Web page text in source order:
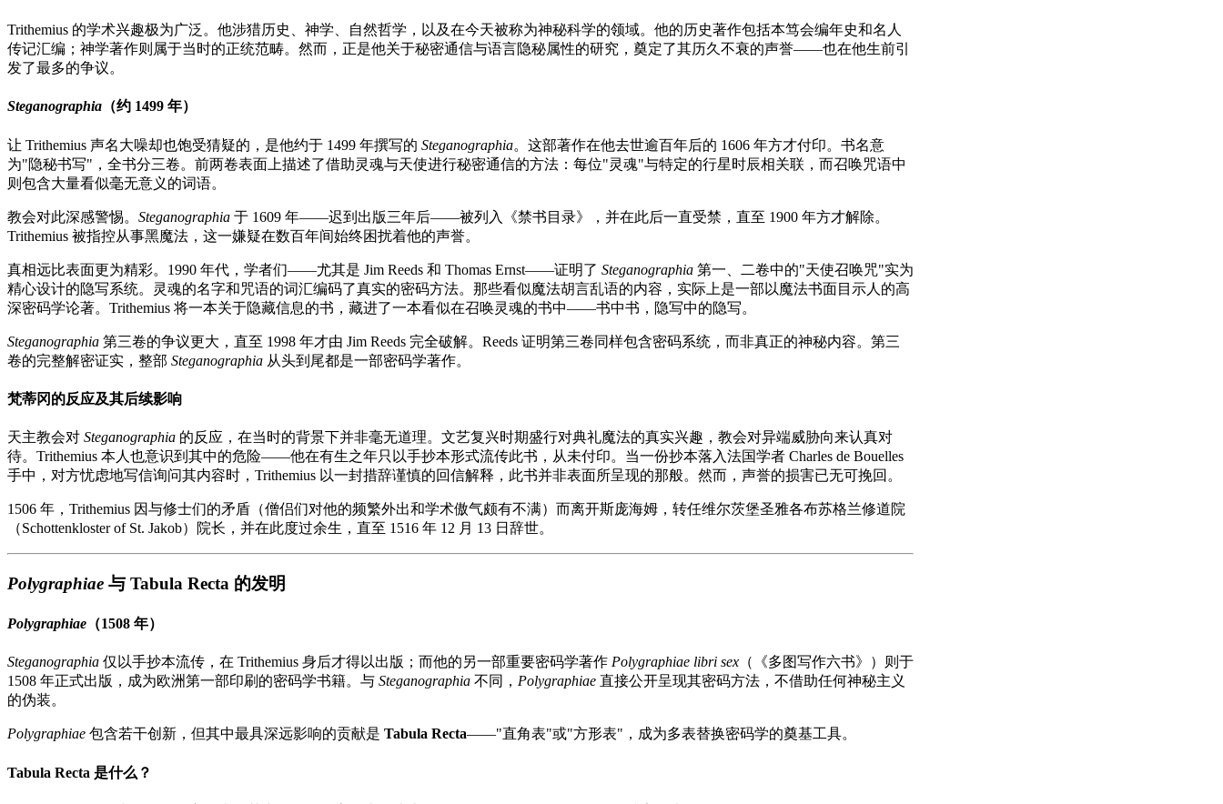
Trithemius 的学术兴趣极为广泛。他涉猎历史、神学、自然哲学，以及在今天被称为神秘科学的领域。他的历史著作包括本笃会编年史和名人
传记汇编；神学著作则属于当时的正统范畴。然而，正是他关于秘密通信与语言隐秘属性的研究，奠定了其历久不衰的声誉——也在他生前引
发了最多的争议。
Steganographia （约 1499 年）
让 Trithemius 声名大噪却也饱受猜疑的，是他约于 1499 年撰写的 Steganographia。这部著作在他去世逾百年后的 1606 年方才付印。书名意
为"隐秘书写"，全书分三卷。前两卷表面上描述了借助灵魂与天使进行秘密通信的方法：每位"灵魂"与特定的行星时辰相关联，而召唤咒语中
则包含大量看似毫无意义的词语。
教会对此深感警惕。 Steganographia 于 1609 年——迟到出版三年后——被列入《禁书目录》，并在此后一直受禁，直至 1900 年方才解除。
Trithemius 被指控从事黑魔法，这一嫌疑在数百年间始终困扰着他的声誉。
真相远比表面更为精彩。1990 年代，学者们——尤其是 Jim Reeds 和 Thomas Ernst——证明了 Steganographia 第一、二卷中的"天使召唤咒"实为
精心设计的隐写系统。灵魂的名字和咒语的词汇编码了真实的密码方法。那些看似魔法胡言乱语的内容，实际上是一部以魔法书面目示人的高
深密码学论著。Trithemius 将一本关于隐藏信息的书，藏进了一本看似在召唤灵魂的书中——书中书，隐写中的隐写。
Steganographia 第三卷的争议更大，直至 1998 年才由 Jim Reeds 完全破解。Reeds 证明第三卷同样包含密码系统，而非真正的神秘内容。第三
卷的完整解密证实，整部 Steganographia 从头到尾都是一部密码学著作。
梵蒂冈的反应及其后续影响
天主教会对 Steganographia 的反应，在当时的背景下并非毫无道理。文艺复兴时期盛行对典礼魔法的真实兴趣，教会对异端威胁向来认真对
待。Trithemius 本人也意识到其中的危险——他在有生之年只以手抄本形式流传此书，从未付印。当一份抄本落入法国学者 Charles de Bouelles
手中，对方忧虑地写信询问其内容时，Trithemius 以一封措辞谨慎的回信解释，此书并非表面所呈现的那般。然而，声誉的损害已无可挽回。
1506 年，Trithemius 因与修士们的矛盾（僧侣们对他的频繁外出和学术傲气颇有不满）而离开斯庞海姆，转任维尔茨堡圣雅各布苏格兰修道院
（Schottenkloster of St. Jakob）院长，并在此度过余生，直至 1516 年 12 月 13 日辞世。
Polygraphiae 与 Tabula Recta 的发明
Polygraphiae （1508 年）
Steganographia 仅以手抄本流传，在 Trithemius 身后才得以出版；而他的另一部重要密码学著作 Polygraphiae libri sex （《多图写作六书》）则于
1508 年正式出版，成为欧洲第一部印刷的密码学书籍。与 Steganographia 不同， Polygraphiae 直接公开呈现其密码方法，不借助任何神秘主义
的伪装。
Polygraphiae 包含若干创新，但其中最具深远影响的贡献是 Tabula Recta——"直角表"或"方形表"，成为多表替换密码学的奠基工具。
Tabula Recta 是什么？